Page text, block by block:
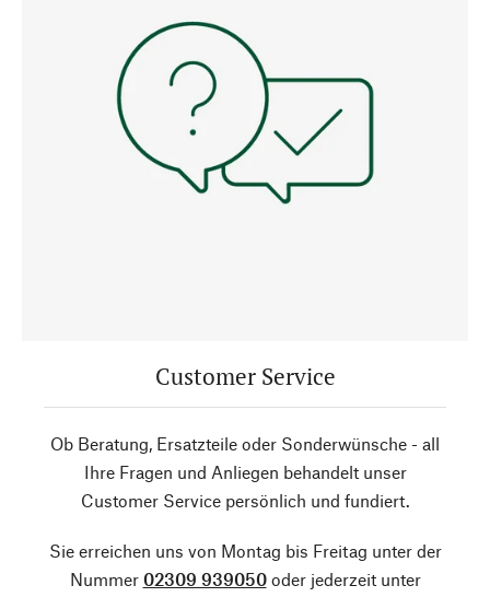
Customer Service
Ob Beratung, Ersatzteile oder Sonderwünsche - all
Ihre Fragen und Anliegen behandelt unser
Customer Service persönlich und fundiert.
Sie erreichen uns von Montag bis Freitag unter der
Nummer 02309 939050oder jederzeit unter